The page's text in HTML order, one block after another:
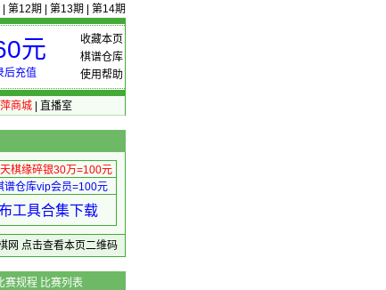
第12期 第13期 第14期
收藏本页
棋谱仓库
使用帮助
元
后充值
商城| 直播室
棋缘碎银30万=100元
谱仓库vip会员=100元
工具合集下载
网 点击查看本页二维码
赛规程 比赛列表